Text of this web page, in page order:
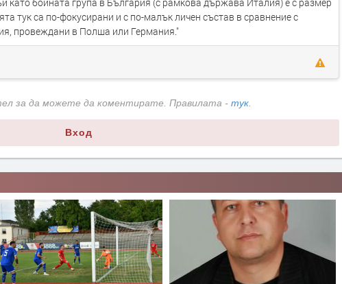
тук са по-фокусирани и с по-малък личен състав в сравнение с
провеждани в Полша или Германия."
за да можете да коментирате. Правилата - тук
Вход